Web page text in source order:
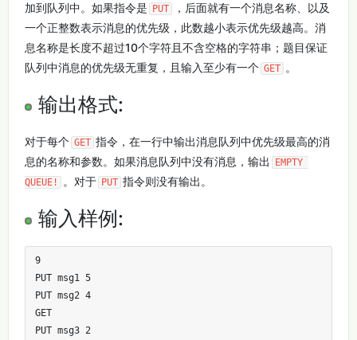
加到队列中。如果指令是
PUT
，后面就有一个消息名称、以及
一个正整数表示消息的优先级，此数越小表示优先级越高。消
息名称是长度不超过10个字符且不含空格的字符串；题目保证
队列中消息的优先级无重复，且输入至少有一个 GET 。
输出格式:
对于每个 GET 指令，在一行中输出消息队列中优先级最高的消
息的名称和参数。如果消息队列中没有消息，输出
EMPTY
QUEUE!
。对于 PUT 指令则没有输出。
输入样例:
9
PUT msg1 5
PUT msg2 4
GET
PUT msg3 2